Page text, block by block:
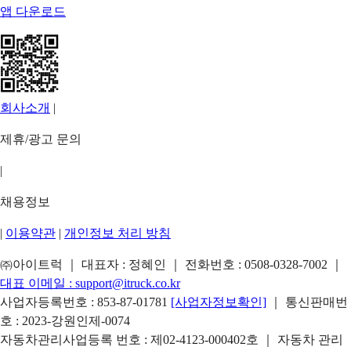
앱 다운로드
회사소개 |
제휴/광고 문의
|
채용정보
| 이용약관 | 개인정보 처리 방침
㈜아이트럭 ｜ 대표자 : 정혜인 ｜ 전화번호 : 0508-0328-7002
대표 이메일 : support@itruck.co.kr
사업자등록번호 : 853-87-01781 [사업자정보확인]
｜ 통신판매번
호 : 2023-강원인제-0074
자동차관리사업등록 번호 : 제02-4123-000402호 ｜ 자동차 관리